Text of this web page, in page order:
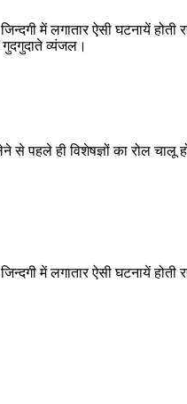
में लगातार ऐसी घटनायें होती
व्यंजल।
से पहले ही विशेषज्ञों का रोल चालू
में लगातार ऐसी घटनायें